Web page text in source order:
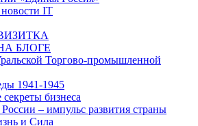
IT
БЛОГЕ
Торгово-промышленной
1941-1945
бизнеса
– импульс развития страны
и Сила